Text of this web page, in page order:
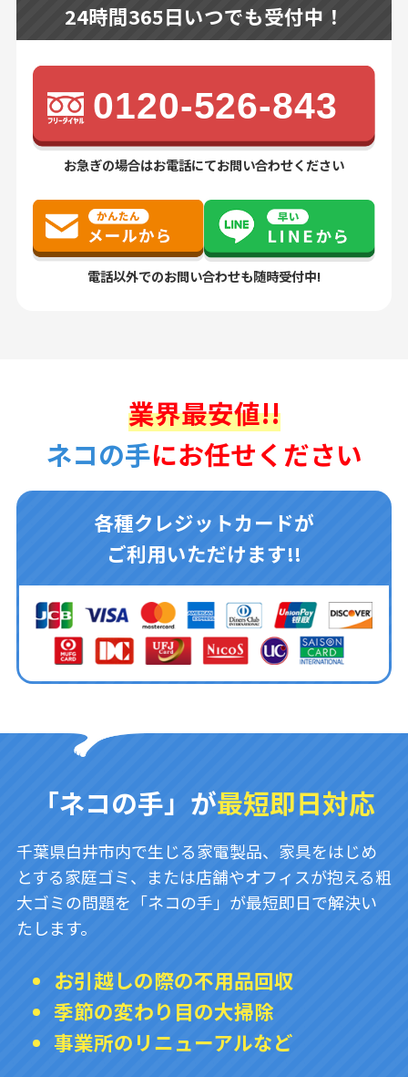
24時間365日いつでも受付中！
0120-526-843
お急ぎの場合はお電話にてお問い合わせください
電話以外でのお問い合わせも随時受付中!
業界最安値!!
ネコの手にお任せください
各種クレジットカードが
ご利用いただけます!!
「ネコの手」が最短即日対応
千葉県白井市内で生じる家電製品、家具をはじめ
とする家庭ゴミ、または店舗やオフィスが抱える粗
大ゴミの問題を「ネコの手」が最短即日で解決い
たします。
お引越しの際の不用品回収
季節の変わり目の大掃除
事業所のリニューアルなど